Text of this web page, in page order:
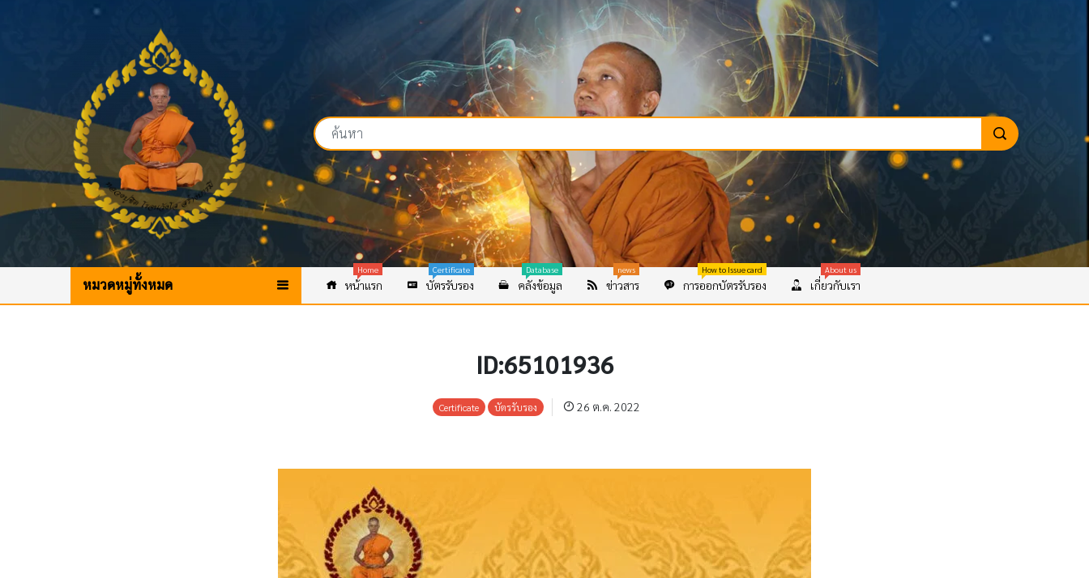
หมวดหมู่ทั้งหมด หน้าแรก
Home
บัตรรับรอง
Certificate
คลังข้อมูล
Database
ข่าวสาร
news
การออกบัตรรับรอง
How to Issue card
เกี่ยวกับเรา
About us
ID:65101936
Certificate บัตรรับรอง 26 ต.ค. 2022